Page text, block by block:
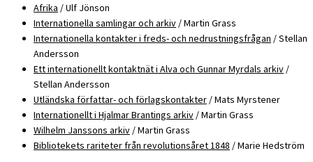
Afrika / Ulf Jönson
Internationella samlingar och arkiv / Martin Grass
Internationella kontakter i freds- och nedrustningsfrågan / Stellan
Andersson
Ett internationellt kontaktnät i Alva och Gunnar Myrdals arkiv /
Stellan Andersson
Utländska författar- och förlagskontakter / Mats Myrstener
Internationellt i Hjalmar Brantings arkiv / Martin Grass
Wilhelm Janssons arkiv / Martin Grass
Bibliotekets rariteter från revolutionsåret 1848 / Marie Hedström